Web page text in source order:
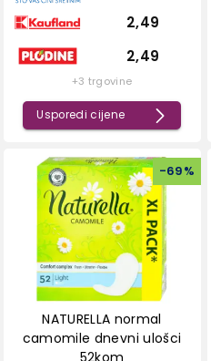
2,49
2,49
+3 trgovine
Usporedi cijene
-69%
NATURELLA normal
camomile dnevni ulošci
52kom